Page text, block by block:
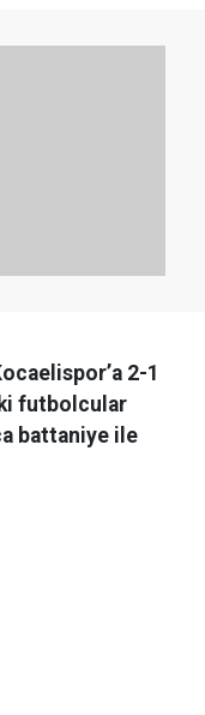
2-1
futbolcular
battaniye ile